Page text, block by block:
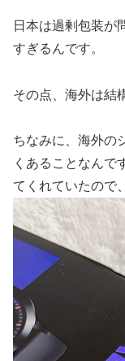
日本は過剰包装が
すぎるんです。
その点、海外は結
ちなみに、海外の
くあることなんで
てくれていたので